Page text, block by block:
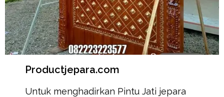
Productjepara.com
Untuk menghadirkan Pintu Jati jepara